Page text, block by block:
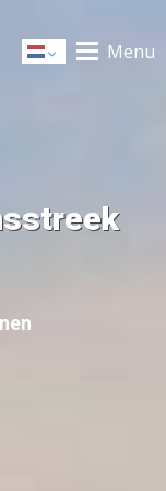
Dutch Menu